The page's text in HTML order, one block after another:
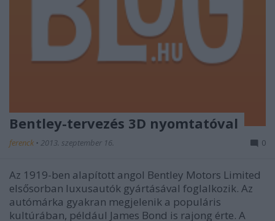
Bentley-tervezés 3D nyomtatóval
ferenck • 2013. szeptember 16. 0
Az 1919-ben alapított angol Bentley Motors Limited
elsősorban luxusautók gyártásával foglalkozik. Az
autómárka gyakran megjelenik a populáris
kultúrában, például James Bond is rajong érte. A